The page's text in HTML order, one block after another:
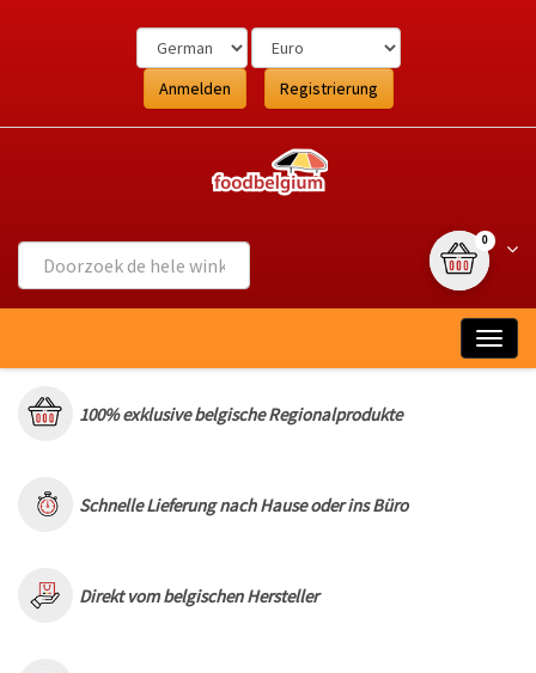
Anmelden Registrierung
0{0} Artikel
100% exklusive belgische Regionalprodukte
Schnelle Lieferung nach Hause oder ins Büro
Direkt vom belgischen Hersteller